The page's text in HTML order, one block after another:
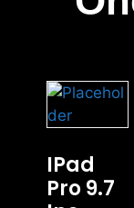
IPad
Pro 9.7